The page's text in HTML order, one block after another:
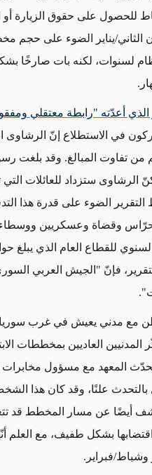
للحصول على حقوق الزيارة أو
الثاني/يناير الضوء على حجم
لسنوات، لكنه بات
الذي أعدّته "رابطة معتقلي
من تفاوت المبالغ. وقد بلغت
الضوء على قدرة هذا
حرّاس وقضاة وعسكريين
للقطاع العام الذي يبلغ حوالي 24
فإنّ "الجيش العربي
مع مدني يعيش في غرب سوريا
المدنيين العاديين بمخططات
تحدّث المعهد مع مسؤول
بالتحدث علنًا، وقد كان هذا
أيضًا عن مسار المخطط قد
بشكل طفيف، مع العلم
وشباط/فبراير.